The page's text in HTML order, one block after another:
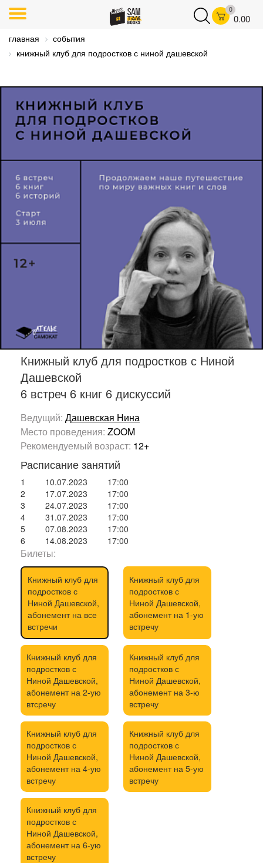
0
0.00
главная
события
книжный клуб для подростков с ниной дашевской
Книжный клуб для подростков с Ниной
Дашевской
6 встреч 6 книг 6 дискуссий
Ведущий: Дашевская Нина
Место проведения: ZOOM
Рекомендуемый возраст: 12+
Расписание занятий
1 10.07.2023
17:00
2
17.07.2023
17:00
3
24.07.2023
17:00
4
31.07.2023
17:00
5
07.08.2023
17:00
6
14.08.2023 17:00
Билеты:
Книжный клуб для
подростков с
Ниной Дашевской,
абонемент на все
встречи
Книжный клуб для
подростков с
Ниной Дашевской,
абонемент на 1-ую
встречу
Книжный клуб для
подростков с
Ниной Дашевской,
абонемент на 2-ую
втсречу
Книжный клуб для
подростков с
Ниной Дашевской,
абонемент на 3-ю
встречу
Книжный клуб для
подростков с
Ниной Дашевской,
абонемент на 4-ую
встречу
Книжный клуб для
подростков с
Ниной Дашевской,
абонемент на 5-ую
встречу
Книжный клуб для
подростков с
Ниной Дашевской,
абонемент на 6-ую
встречу